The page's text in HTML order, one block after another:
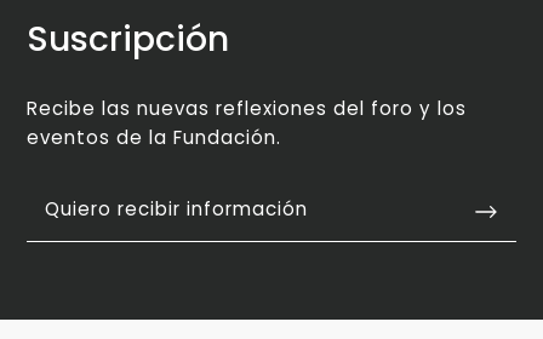
Suscripción
Recibe las nuevas reflexiones del foro y los
eventos de la Fundación.
Quiero recibir información